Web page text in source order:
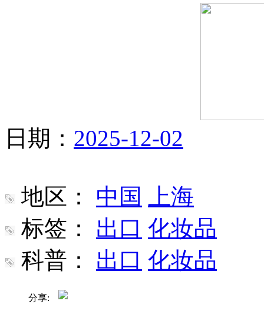
日期： 2025-12-02
地区： 中国
上海
标签：
出口 化妆品
科普：
出口 化妆品
分享: